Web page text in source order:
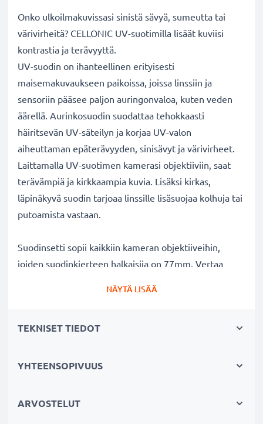
Onko ulkoilmakuvissasi sinistä sävyä, sumeutta tai
värivirheitä? CELLONIC UV-suotimilla lisäät kuviisi
kontrastia ja terävyyttä.
UV-suodin on ihanteellinen erityisesti
maisemakuvaukseen paikoissa, joissa linssiin ja
sensoriin pääsee paljon auringonvaloa, kuten veden
äärellä. Aurinkosuodin suodattaa tehokkaasti
häiritsevän UV-säteilyn ja korjaa UV-valon
aiheuttaman epäterävyyden, sinisävyt ja värivirheet.
Laittamalla UV-suotimen kamerasi objektiiviin, saat
terävämpiä ja kirkkaampia kuvia. Lisäksi kirkas,
läpinäkyvä suodin tarjoaa linssille lisäsuojaa kolhuja tai
putoamista vastaan.
Suodinsetti sopii kaikkiin kameran objektiiveihin,
joiden suodinkierteen halkaisija on 77mm. Vertaa
Parempi kuvanlaatu väreistä tai
✔ Terävämpiä ja kirkkaampia kuvia: korjaa UV-valon
NÄYTÄ LISÄÄ
TEKNISET TIEDOT
YHTEENSOPIVUUS
ARVOSTELUT